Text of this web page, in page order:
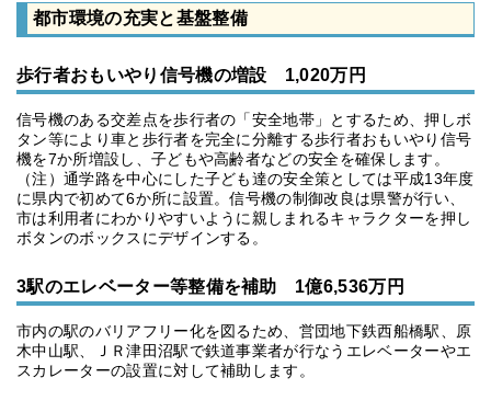
都市環境の充実と基盤整備
歩行者おもいやり信号機の増設 1,020万円
信号機のある交差点を歩行者の「安全地帯」とするため、押しボ
タン等により車と歩行者を完全に分離する歩行者おもいやり信号
機を7か所増設し、子どもや高齢者などの安全を確保します。
（注）通学路を中心にした子ども達の安全策としては平成13年度
に県内で初めて6か所に設置。信号機の制御改良は県警が行い、
市は利用者にわかりやすいように親しまれるキャラクターを押し
ボタンのボックスにデザインする。
3駅のエレベーター等整備を補助 1億6,536万円
市内の駅のバリアフリー化を図るため、営団地下鉄西船橋駅、原
木中山駅、ＪＲ津田沼駅で鉄道事業者が行なうエレベーターやエ
スカレーターの設置に対して補助します。